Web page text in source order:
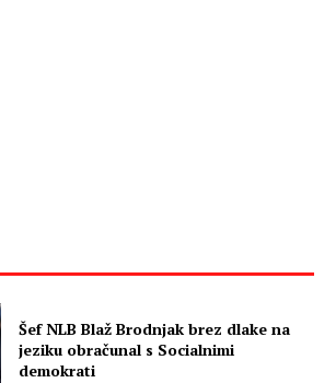
Šef NLB Blaž Brodnjak brez dlake na
jeziku obračunal s Socialnimi
demokrati